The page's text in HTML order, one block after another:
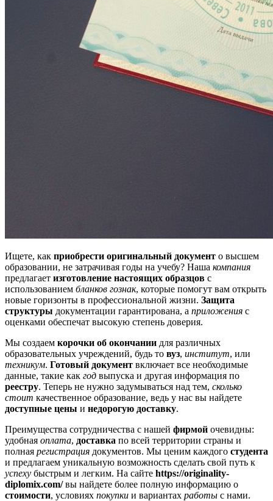
Ищете, как приобрести оригинальный документ о высшем
образовании, не затрачивая годы на учебу? Наша компания
предлагает изготовление настоящих образцов с
использованием бланков гознак, которые помогут вам открыть
новые горизонты в профессиональной жизни. Защита
структуры документации гарантирована, а приложения с
оценками обеспечат высокую степень доверия.
Мы создаем корочки об окончании для различных
образовательных учреждений, будь то вуз, институт, или
техникум. Готовый документ включает все необходимые
данные, такие как год выпуска и другая информация по
реестру. Теперь не нужно задумываться над тем, сколько
стоит качественное образование, ведь у нас вы найдете
доступные цены и недорогую доставку.
Преимущества сотрудничества с нашей фирмой очевидны:
удобная оплата, доставка по всей территории страны и
полная регистрация документов. Мы ценим каждого студента
и предлагаем уникальную возможность сделать свой путь к
успеху быстрым и легким. На сайте https://originality-
diplomix.com/вы найдете более полную информацию о
стоимости, условиях покупки и вариантах работы с нами.